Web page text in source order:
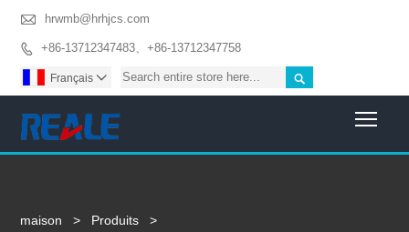
 hrwmb@hrhjcs.com
 +86-13712347483、+86-13712347758

Français 
maison > Produits
>